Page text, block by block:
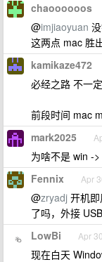
chaoooooos
@imjiaoyuan
这两点 mac 胜
kamikaze472
必经之路 不一
前段时间 mac
mark2025
为啥不是 win -
Fennix Apr
@zryadj 开机
了吗，外接
LowBi Apr
现在白天